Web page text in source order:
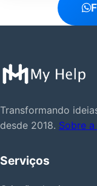
Transformando
desde 2018. Sobre
Serviços